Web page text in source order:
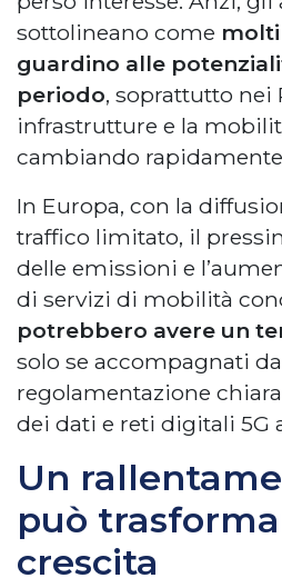
sottolineano come
guardino alle
periodo, soprattutto nei
infrastrutture e la
cambiando
In Europa, con la
traffico limitato, il
delle emissioni e
di servizi di mobilità
potrebbero avere un
solo se accompagnati
regolamentazione
dei dati e reti digitali 5G
Un
può
crescita